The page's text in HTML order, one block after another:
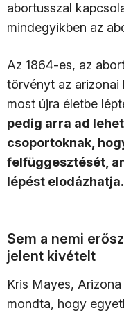
abortusszal
mindegyikben az
Az 1864-es, az
törvényt az arizonai
most újra életbe
pedig arra ad
csoportoknak,
felfüggesztését,
lépést elodázhatja.
Sem a nemi
jelent kivételt
Kris Mayes,
mondta, hogy